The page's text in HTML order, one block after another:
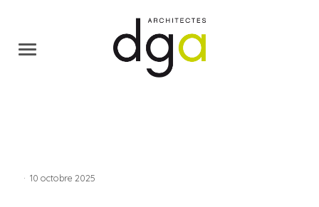
· 10 octobre 2025